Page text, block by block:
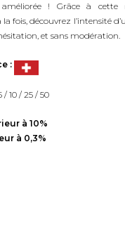
! Grâce à cette
fois, découvrez l’intensité
et sans modération.
:
/ 10 / 25 / 50
à 10%
à 0,3%